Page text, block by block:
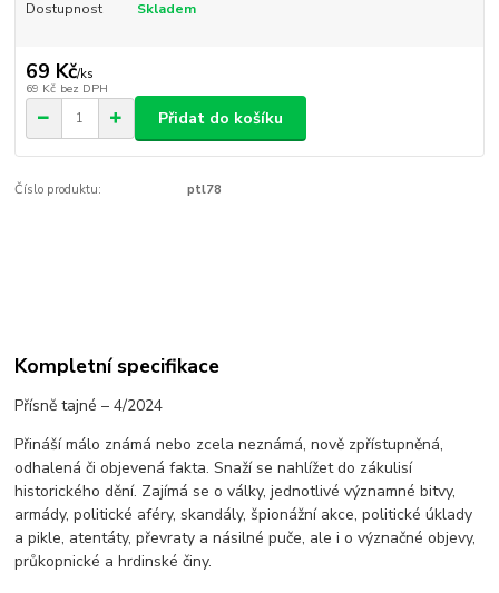
Dostupnost Skladem
69 Kč/ks
69 Kč bez DPH
Přidat do košíku
Číslo produktu: ptl78
Kompletní specifikace
Přísně tajné – 4/2024
Přináší málo známá nebo zcela neznámá, nově zpřístupněná,
odhalená či objevená fakta. Snaží se nahlížet do zákulisí
historického dění. Zajímá se o války, jednotlivé významné bitvy,
armády, politické aféry, skandály, špionážní akce, politické úklady
a pikle, atentáty, převraty a násilné puče, ale i o význačné objevy,
průkopnické a hrdinské činy.